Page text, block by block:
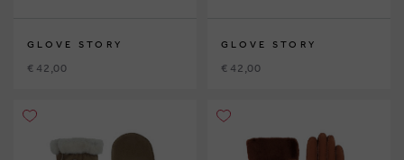
GLOVE STORY
€ 42,00
GLOVE STORY
€ 42,00